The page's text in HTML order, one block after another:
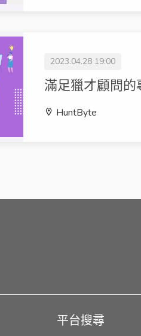
2023.04.28 19:00
滿足獵才顧問
HuntByte
平台搜尋